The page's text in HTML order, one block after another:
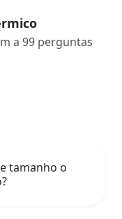
a 99 perguntas
tamanho o